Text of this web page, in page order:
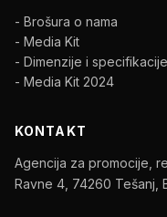
- Brošura o nama
- Media Kit
- Dimenzije i
- Media Kit 2024
KONTAKT
Agencija za promocije,
Ravne 4, 74260 Tešanj,